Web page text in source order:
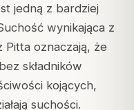
jedną z bardziej
wynikająca z
Pitta oznaczają, że
składników
kojących,
suchości.